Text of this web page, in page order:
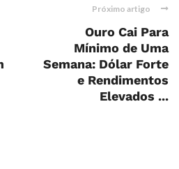
Próximo artigo
Ouro Cai Para
Mínimo de Uma
Semana: Dólar Forte
e Rendimentos
Elevados ...